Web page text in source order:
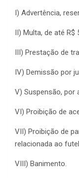
I) Advertência,
II) Multa, de até R$
III) Prestação de
IV) Demissão por
V) Suspensão, por
VI) Proibição de
VII) Proibição de
relacionada ao
VIII) Banimento.